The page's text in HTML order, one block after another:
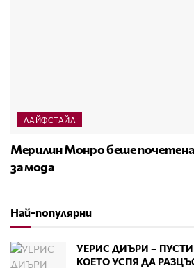
ЛАЙФСТАЙЛ
Мерилин Монро беше
за мода
Най-популярни
УЕРИС ДИЪРИ –
КОЕТО УСПЯ ДА